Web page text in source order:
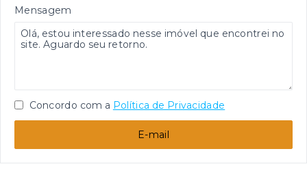
Mensagem
Concordo com a Política de Privacidade
E-mail